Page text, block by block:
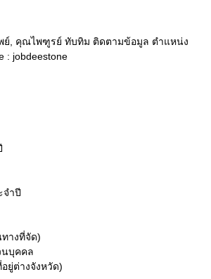
, คุณไพฑูรย์ ทับทิม ติดตามข้อมูล ตำแหน่ง
: jobdeestone
จำปี
างที่จัด)
นบุคคล
ยู่ต่างจังหวัด)